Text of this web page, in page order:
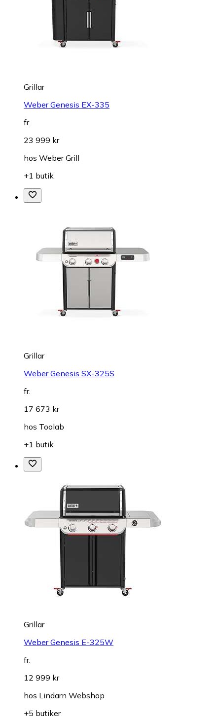
Grillar
Weber Genesis EX-335
fr.
23 999 kr
hos Weber Grill
+1 butik
Grillar
Weber Genesis SX-325S
fr.
17 673 kr
hos Toolab
+1 butik
Grillar
Weber Genesis E-325W
fr.
12 999 kr
hos Lindarn Webshop
+5 butiker